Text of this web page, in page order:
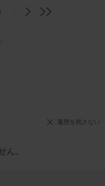
履歴を残さない
ん。